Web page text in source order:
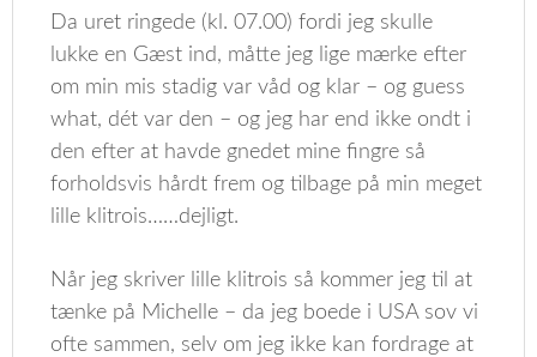
Da uret ringede (kl. 07.00) fordi jeg skulle
lukke en Gæst ind, måtte jeg lige mærke efter
om min mis stadig var våd og klar – og guess
what, dét var den – og jeg har end ikke ondt i
den efter at havde gnedet mine fingre så
forholdsvis hårdt frem og tilbage på min meget
lille klitrois……dejligt.
Når jeg skriver lille klitrois så kommer jeg til at
tænke på Michelle – da jeg boede i USA sov vi
ofte sammen, selv om jeg ikke kan fordrage at